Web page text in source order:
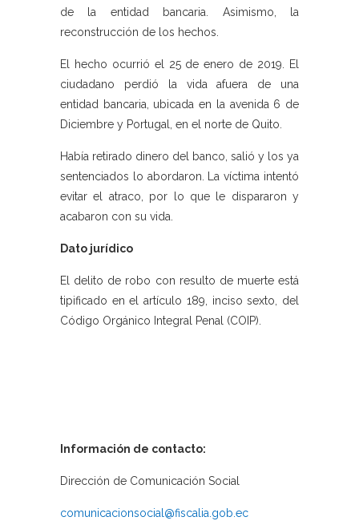
de la entidad bancaria. Asimismo, la
reconstrucción de los hechos.
El hecho ocurrió el 25 de enero de 2019. El
ciudadano perdió la vida afuera de una
entidad bancaria, ubicada en la avenida 6 de
Diciembre y Portugal, en el norte de Quito.
Había retirado dinero del banco, salió y los ya
sentenciados lo abordaron. La víctima intentó
evitar el atraco, por lo que le dispararon y
acabaron con su vida.
Dato jurídico
El delito de robo con resulto de muerte está
tipificado en el artículo 189, inciso sexto, del
Código Orgánico Integral Penal (COIP).
Información de contacto:
Dirección de Comunicación Social
comunicacionsocial@fiscalia.gob.ec